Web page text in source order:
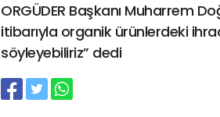
ORGÜDER Başkanı Muharrem
itibarıyla organik ürünlerdeki
söyleyebiliriz” dedi